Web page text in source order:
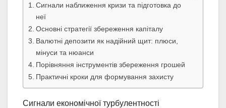
Сигнали наближення кризи та підготовка до
неї
Основні стратегії збереження капіталу
Валютні депозити як надійний щит: плюси,
мінуси та нюанси
Порівняння інструментів збереження грошей
Практичні кроки для формування захисту
Сигнали економічної турбулентності